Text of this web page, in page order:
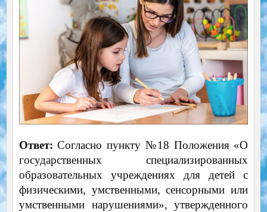
Ответ: Согласно пункту №18 Положения «О
государственных специализированных
образовательных учреждениях для детей с
физическими, умственными, сенсорными или
умственными нарушениями», утвержденного